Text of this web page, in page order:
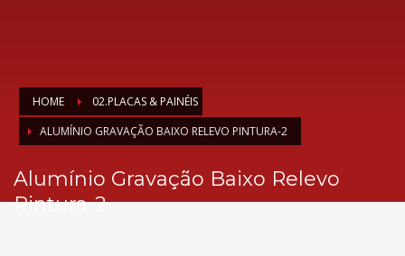
HOME
02.PLACAS & PAINÉIS
ALUMÍNIO GRAVAÇÃO BAIXO RELEVO PINTURA-2
Alumínio Gravação Baixo Relevo
Pintura-2